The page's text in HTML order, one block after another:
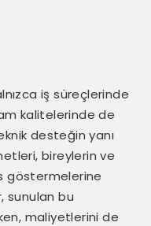
iş süreçlerinde
kalitelerinde de
desteğin yanı
bireylerin ve
göstermelerine
sunulan bu
maliyetlerini de